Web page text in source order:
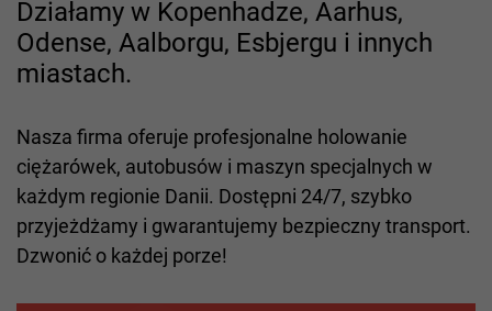
Działamy w Kopenhadze, Aarhus,
Odense, Aalborgu, Esbjergu i innych
miastach.
Nasza firma oferuje profesjonalne holowanie
ciężarówek, autobusów i maszyn specjalnych w
każdym regionie Danii. Dostępni 24/7, szybko
przyjeżdżamy i gwarantujemy bezpieczny transport.
Dzwonić o każdej porze!